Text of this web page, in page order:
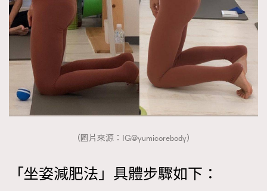
（圖片來源：IG@yumicorebody）
「坐姿減肥法」具體步驟如下：